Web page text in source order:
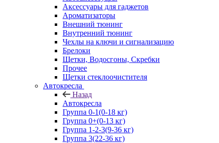
Аксессуары для гаджетов
Ароматизаторы
Внешний тюнинг
Внутренний тюнинг
Чехлы на ключи и сигнализацию
Брелоки
Щетки, Водосгоны, Скребки
Прочее
Щетки стеклоочистителя
Автокресла
Назад
Автокресла
Группа 0-1(0-18 кг)
Группа 0+(0-13 кг)
Группа 1-2-3(9-36 кг)
Группа 3(22-36 кг)